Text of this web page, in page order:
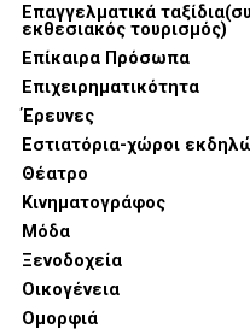
Επαγγελματικά
εκθεσιακός τουρισμός)
Επίκαιρα Πρόσωπα
Επιχειρηματικότητα
Έρευνες
Εστιατόρια-χώροι
Θέατρο
Κινηματογράφος
Μόδα
Ξενοδοχεία
Οικογένεια
Ομορφιά